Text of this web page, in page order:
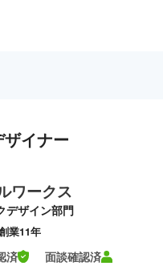
ザイナー
ワークス
デザイン部門
業11年
済
面談確認済